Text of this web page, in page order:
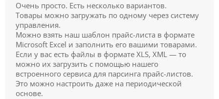
Очень просто. Есть несколько вариантов.
Товары можно загружать по одному через систему
управления.
Можно взять наш шаблон прайс-листа в формате
Microsoft Excel и заполнить его вашими товарами.
Если у вас есть файлы в формате XLS, XML — то
можно их загрузить с помощью нашего
встроенного сервиса для парсинга прайс-листов.
Это можно настроить даже на периодической
основе.